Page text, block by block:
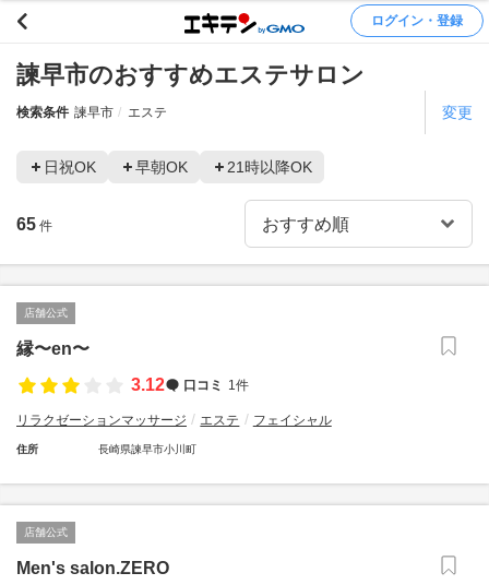
ログイン・登録
諫早市のおすすめエステサロン
検索条件 諫早市 エステ 変更
日祝OK 早朝OK 21時以降OK
65 件
店舗公式
縁〜en〜
3.12
口コミ 1件
リラクゼーションマッサージ エステ フェイシャル
住所 長崎県諫早市小川町
店舗公式
Men's salon.ZERO